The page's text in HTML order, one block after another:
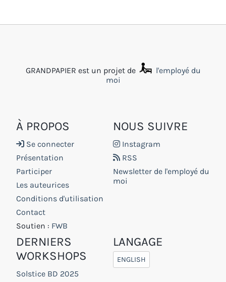
GRANDPAPIER est un projet de
l'employé du
moi
À PROPOS
Se connecter
Présentation
Participer
Les auteurices
Conditions d'utilisation
Contact
Soutien : FWB
NOUS SUIVRE
Instagram
RSS
Newsletter de l'employé du
moi
DERNIERS
WORKSHOPS
Solstice BD 2025
LANGAGE
ENGLISH